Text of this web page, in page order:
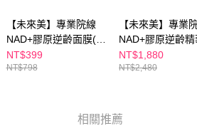
【未來美】專業院線
NAD+膠原逆齡面膜(3
片/盒) 買1送1
NT$399
NT$798
【未來美】專業
NAD+膠原逆齡精
15+15ml
NT$1,880
NT$2,480
相關推薦